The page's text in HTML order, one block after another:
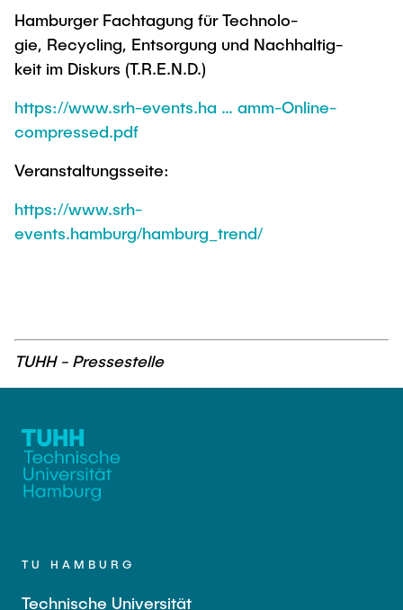
Hamburger Fachtagung für Technolo-
gie, Recycling, Entsorgung und Nachhaltig-
keit im Diskurs (T.R.E.N.D.)
https://www.srh-events.ha … amm-Online-
compressed.pdf
Veranstaltungsseite:
https://www.srh-
events.hamburg/hamburg_trend/
TUHH - Pressestelle
TU HAMBURG
Technische Universität